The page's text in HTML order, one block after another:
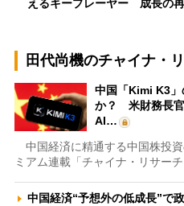
えるキープレーヤー 成長の
田代尚機のチャイナ・
中国「Kimi K3」
か？ 米財務長官
AI…
中国経済に精通する中国株投
ミアム連載「チャイナ・リサー
中国経済“予想外の低成長”で